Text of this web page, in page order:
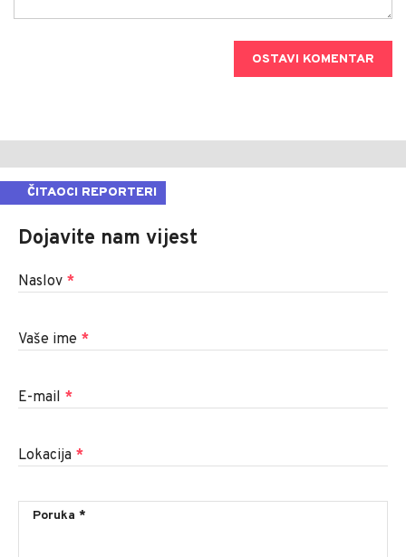
OSTAVI KOMENTAR
ČITAOCI REPORTERI
Dojavite nam vijest
Naslov *
Vaše ime *
E-mail *
Lokacija *